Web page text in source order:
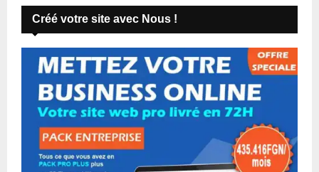
Créé votre site avec Nous !